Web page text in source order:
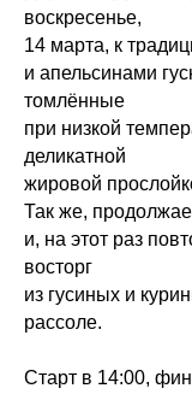
воскресенье,
14 марта, к
и апельсинами
томлённые
при низкой
деликатной
жировой
Так же,
и, на этот раз
восторг
из гусиных и
рассоле.
Старт в 14:00,